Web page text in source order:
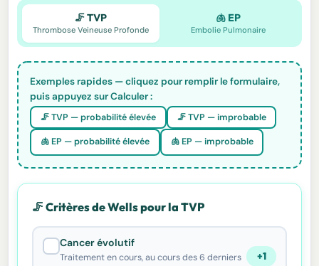
🦵 TVP
Thrombose Veineuse Profonde
🫁 EP
Embolie Pulmonaire
Exemples rapides — cliquez pour remplir le formulaire,
puis appuyez sur Calculer :
🦵 TVP — probabilité élevée 🦵 TVP — improbable
🫁 EP — probabilité élevée 🫁 EP — improbable
🦵 Critères de Wells pour la TVP
Cancer évolutif
Traitement en cours, au cours des 6 derniers
+1